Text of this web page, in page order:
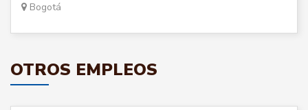
Bogotá
OTROS EMPLEOS